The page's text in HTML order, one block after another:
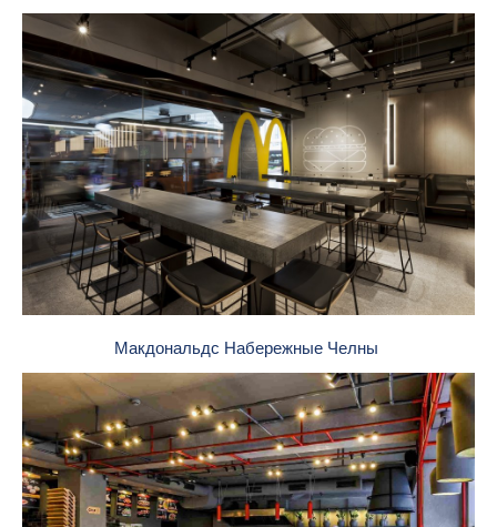
Макдональдс Набережные Челны